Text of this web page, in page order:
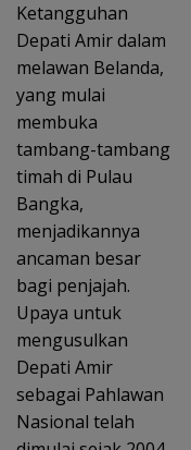
Ketangguhan
Depati Amir dalam
melawan Belanda,
yang mulai
membuka
tambang-tambang
timah di Pulau
Bangka,
menjadikannya
ancaman besar
bagi penjajah.
Upaya untuk
mengusulkan
Depati Amir
sebagai Pahlawan
Nasional telah